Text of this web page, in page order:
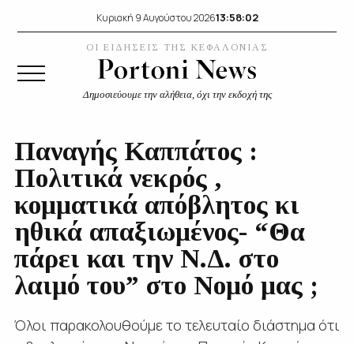
Κυριακή 9 Αυγούστου 202613:58:02
ΟΙ ΕΙΔΗΣΕΙΣ ΤΗΣ ΚΕΦΑΛΟΝΙΑΣ
Δημοσιεύουμε την αλήθεια, όχι την εκδοχή της
Παναγής Καππάτος :
Πολιτικά νεκρός ,
κομματικά απόβλητος κι
ηθικά απαξιωμένος- “Θα
πάρει και την Ν.Δ. στο
λαιμό του” στο Νομό μας ;
Όλοι παρακολουθούμε το τελευταίο διάστημα ότι